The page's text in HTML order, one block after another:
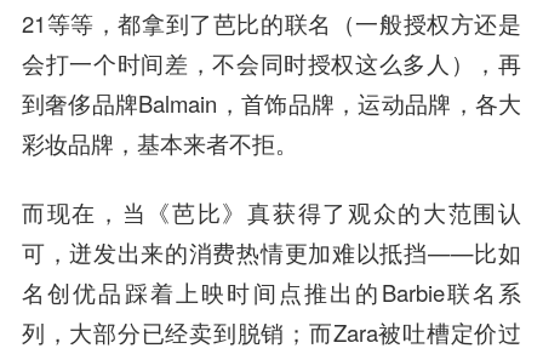
21等等，都拿到了芭比的联名（一般授权方还是
会打一个时间差，不会同时授权这么多人），再
到奢侈品牌Balmain，首饰品牌，运动品牌，各大
彩妆品牌，基本来者不拒。
而现在，当《芭比》真获得了观众的大范围认
可，迸发出来的消费热情更加难以抵挡——比如
名创优品踩着上映时间点推出的Barbie联名系
列，大部分已经卖到脱销；而Zara被吐槽定价过